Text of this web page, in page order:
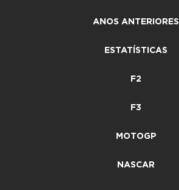
ANOS ANTERIORES
ESTATÍSTICAS
F2
F3
MOTOGP
NASCAR